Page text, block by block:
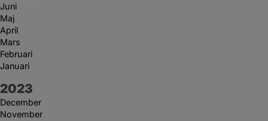
Juni
Maj
April
Mars
Februari
Januari
År:
2023
December
November